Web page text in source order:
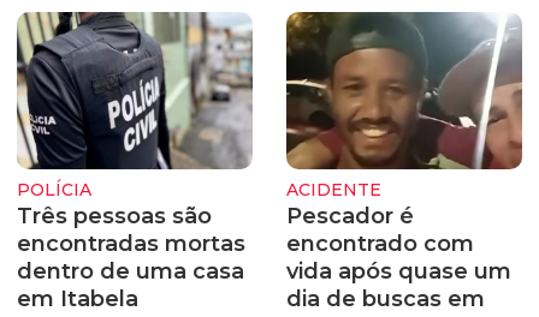
POLÍCIA
Três pessoas são
encontradas mortas
dentro de uma casa
em Itabela
ACIDENTE
Pescador é
encontrado com
vida após quase um
dia de buscas em